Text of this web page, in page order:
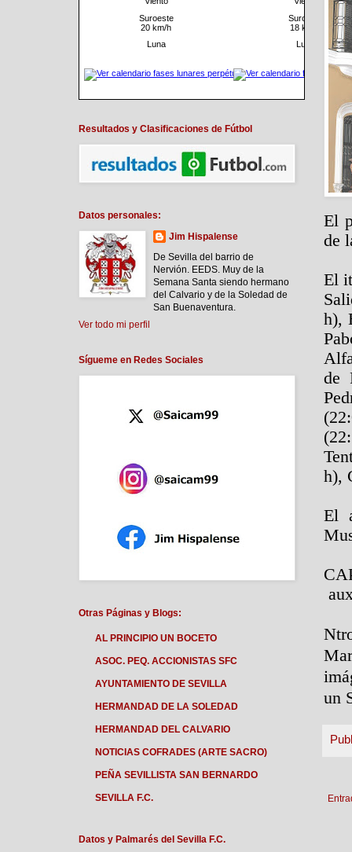
El
de
El
h),
de
h),
El
un
Resultados y Clasificaciones de Fútbol
Datos personales:
Jim Hispalense
De Sevilla del barrio de
Nervión. EEDS. Muy de la
Semana Santa siendo hermano
del Calvario y de la Soledad de
San Buenaventura.
Ver todo mi perfil
Sígueme en Redes Sociales
Otras Páginas y Blogs:
AL PRINCIPIO UN BOCETO
ASOC. PEQ. ACCIONISTAS SFC
AYUNTAMIENTO DE SEVILLA
HERMANDAD DE LA SOLEDAD
HERMANDAD DEL CALVARIO
NOTICIAS COFRADES (ARTE SACRO)
PEÑA SEVILLISTA SAN BERNARDO
SEVILLA F.C.
Datos y Palmarés del Sevilla F.C.